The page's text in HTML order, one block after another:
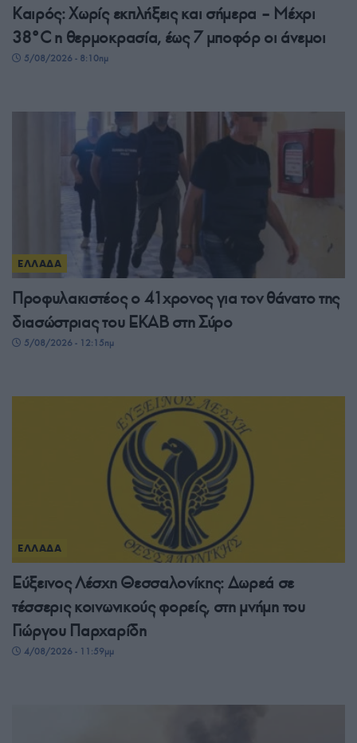
Καιρός: Χωρίς εκπλήξεις και σήμερα – Μέχρι
38°C η θερμοκρασία, έως 7 μποφόρ οι άνεμοι
5/08/2026 - 8:10πμ
ΕΛΛΑΔΑ
Προφυλακιστέος ο 41χρονος για τον θάνατο της
διασώστριας του ΕΚΑΒ στη Σύρο
5/08/2026 - 12:15πμ
ΕΛΛΑΔΑ
Εύξεινος Λέσχη Θεσσαλονίκης: Δωρεά σε
τέσσερις κοινωνικούς φορείς, στη μνήμη του
Γιώργου Παρχαρίδη
4/08/2026 - 11:59μμ